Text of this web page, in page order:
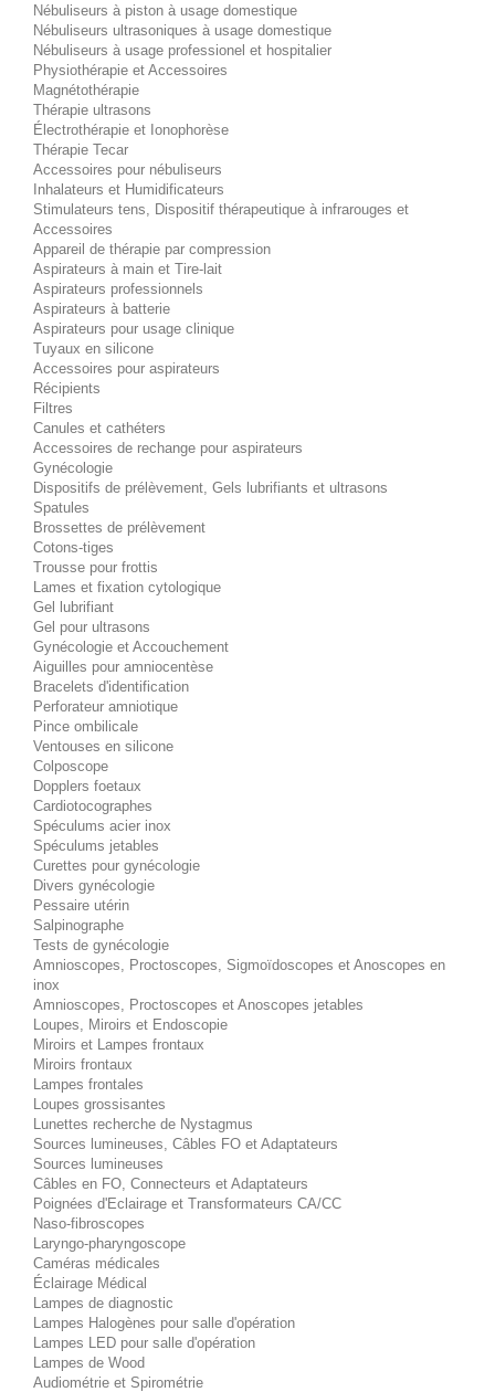
Nébuliseurs à piston à usage domestique
Nébuliseurs ultrasoniques à usage domestique
Nébuliseurs à usage professionel et hospitalier
Physiothérapie et Accessoires
Magnétothérapie
Thérapie ultrasons
Électrothérapie et Ionophorèse
Thérapie Tecar
Accessoires pour nébuliseurs
Inhalateurs et Humidificateurs
Stimulateurs tens, Dispositif thérapeutique à infrarouges et
Accessoires
Appareil de thérapie par compression
Aspirateurs à main et Tire-lait
Aspirateurs professionnels
Aspirateurs à batterie
Aspirateurs pour usage clinique
Tuyaux en silicone
Accessoires pour aspirateurs
Récipients
Filtres
Canules et cathéters
Accessoires de rechange pour aspirateurs
Gynécologie
Dispositifs de prélèvement, Gels lubrifiants et ultrasons
Spatules
Brossettes de prélèvement
Cotons-tiges
Trousse pour frottis
Lames et fixation cytologique
Gel lubrifiant
Gel pour ultrasons
Gynécologie et Accouchement
Aiguilles pour amniocentèse
Bracelets d'identification
Perforateur amniotique
Pince ombilicale
Ventouses en silicone
Colposcope
Dopplers foetaux
Cardiotocographes
Spéculums acier inox
Spéculums jetables
Curettes pour gynécologie
Divers gynécologie
Pessaire utérin
Salpinographe
Tests de gynécologie
Amnioscopes, Proctoscopes, Sigmoïdoscopes et Anoscopes en
inox
Amnioscopes, Proctoscopes et Anoscopes jetables
Loupes, Miroirs et Endoscopie
Miroirs et Lampes frontaux
Miroirs frontaux
Lampes frontales
Loupes grossisantes
Lunettes recherche de Nystagmus
Sources lumineuses, Câbles FO et Adaptateurs
Sources lumineuses
Câbles en FO, Connecteurs et Adaptateurs
Poignées d'Eclairage et Transformateurs CA/CC
Naso-fibroscopes
Laryngo-pharyngoscope
Caméras médicales
Éclairage Médical
Lampes de diagnostic
Lampes Halogènes pour salle d'opération
Lampes LED pour salle d'opération
Lampes de Wood
Audiométrie et Spirométrie